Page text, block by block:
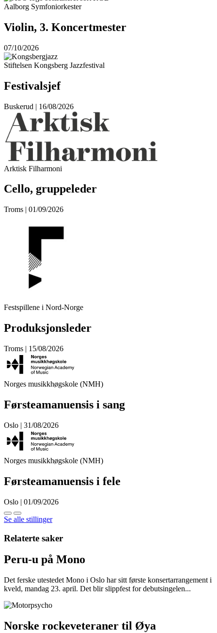
Aalborg Symfoniorkester
Violin, 3. Koncertmester
07/10/2026
Stiftelsen Kongsberg Jazzfestival
Festivalsjef
Buskerud | 16/08/2026
Arktisk Filharmoni
Cello, gruppeleder
Troms | 01/09/2026
Festspillene i Nord-Norge
Produksjonsleder
Troms | 15/08/2026
Norges musikkhøgskole (NMH)
Førsteamanuensis i sang
Oslo | 31/08/2026
Norges musikkhøgskole (NMH)
Førsteamanuensis i fele
Oslo | 01/09/2026
Se alle stillinger
Relaterte saker
Peru-u på Mono
Det ferske utestedet Mono i Oslo har sitt første konsertarrangement i
kveld, mandag 23. april. Det blir slippfest for debutsingelen...
Norske rockeveteraner til Øya